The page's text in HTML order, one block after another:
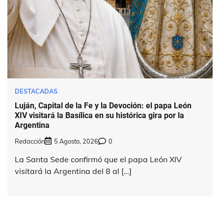
DESTACADAS
Luján, Capital de la Fe y la Devoción: el papa León
XIV visitará la Basílica en su histórica gira por la
Argentina
Redacción 5 Agosto, 2026 0
La Santa Sede confirmó que el papa León XIV
visitará la Argentina del 8 al […]